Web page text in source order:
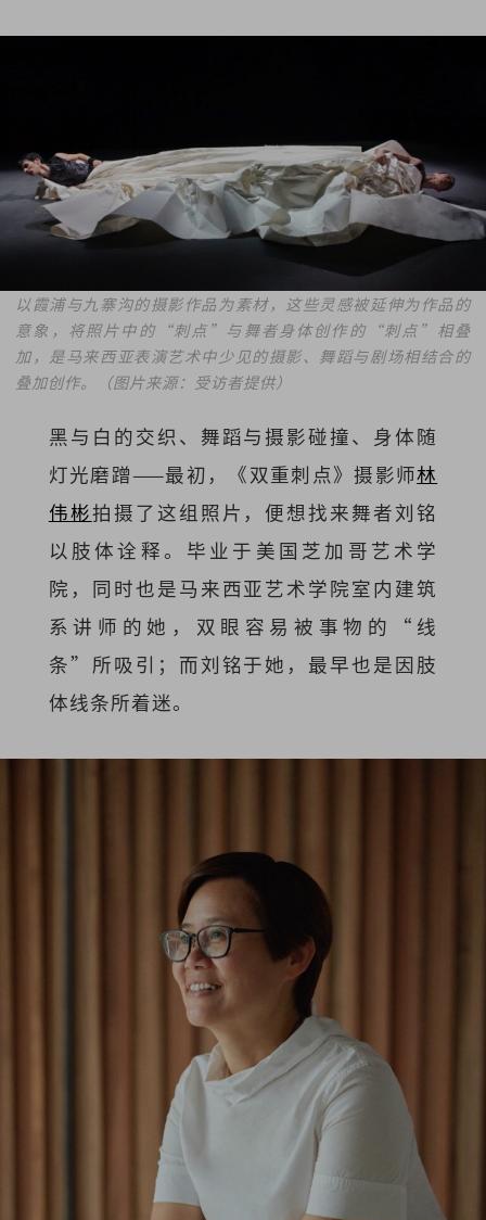
以霞浦与九寨沟的摄影作品为素材，这些灵感被延伸为作品的
意象，将照片中的“刺点”与舞者身体创作的“刺点”相叠
加，是马来西亚表演艺术中少见的摄影、舞蹈与剧场相结合的
叠加创作。（图片来源：受访者提供）
黑与白的交织、舞蹈与摄影碰撞、身体随
灯光磨蹭——最初，《双重刺点》摄影师林
伟彬拍摄了这组照片，便想找来舞者刘铭
以肢体诠释。毕业于美国芝加哥艺术学
院，同时也是马来西亚艺术学院室内建筑
系讲师的她，双眼容易被事物的“线
条”所吸引；而刘铭于她，最早也是因肢
体线条所着迷。